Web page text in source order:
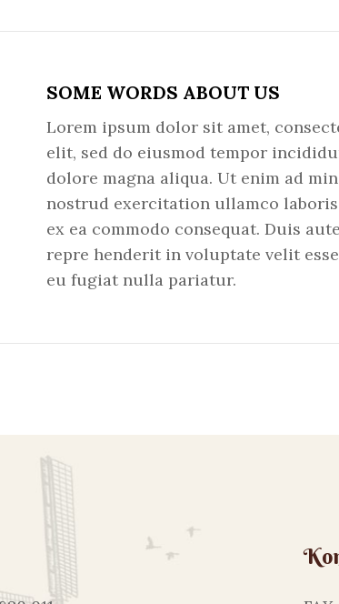
SOME WORDS ABOUT US
Lorem ipsum dolor sit amet,
elit, sed do eiusmod tempor
dolore magna aliqua. Ut enim ad
nostrud exercitation ullamco
ex ea commodo consequat. Duis
repre henderit in voluptate velit
eu fugiat nulla pariatur.